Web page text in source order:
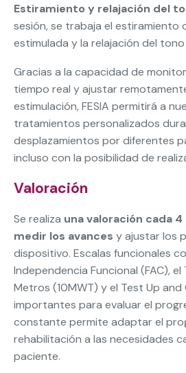
Estiramiento y relajación del
sesión, se trabaja el estiramiento
estimulada y la relajación del tono
Gracias a la capacidad de
tiempo real y ajustar
estimulación, FESIA permitirá a
tratamientos personalizados
desplazamientos por diferentes
incluso con la posibilidad de
Valoración
Se realiza una valoración cada
medir los avances y ajustar los
dispositivo. Escalas funcionales
Independencia Funcional (FAC),
Metros (10MWT) y el Test Up and
importantes para evaluar el
constante permite adaptar el
rehabilitación a las necesidades
paciente.